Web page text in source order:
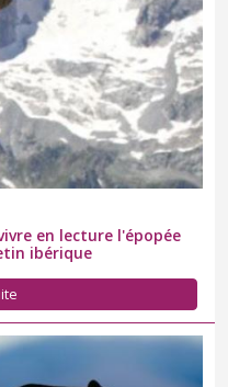
en lecture l'épopée
ibérique